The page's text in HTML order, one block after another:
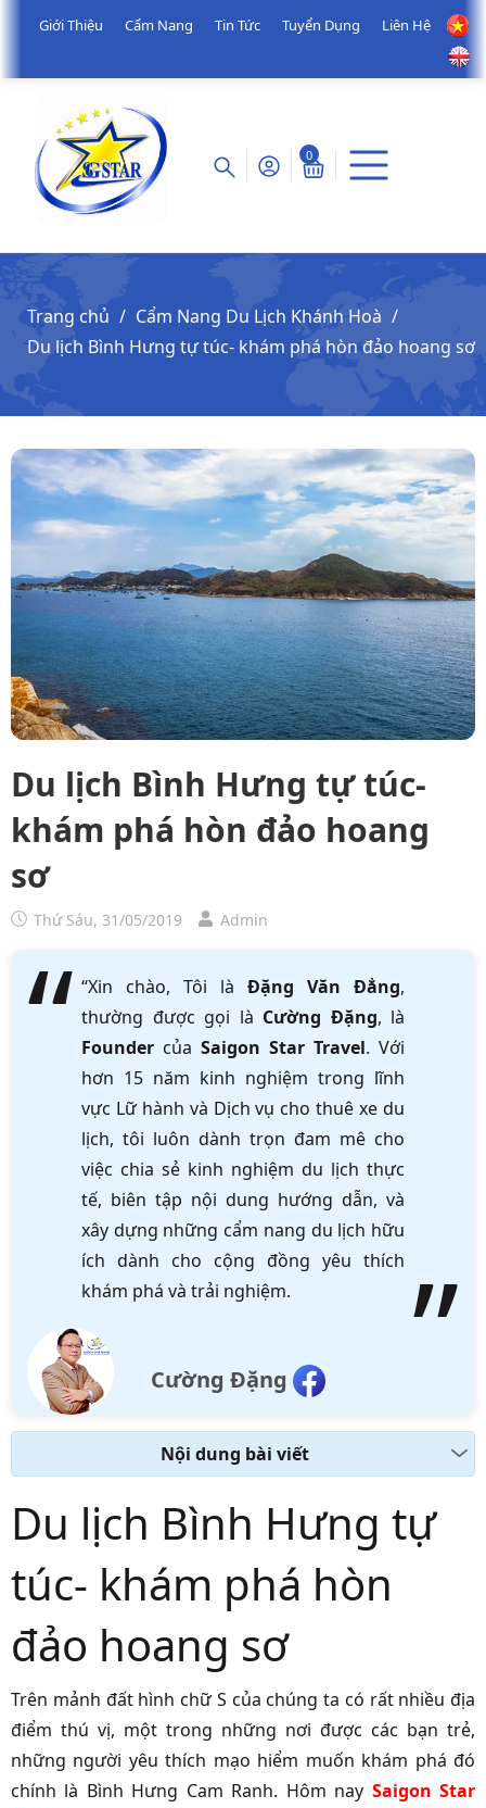
Giới Thiệu Cẩm Nang Tin Tức Tuyển Dụng Liên Hệ
0
Trang chủ
Cẩm Nang Du Lịch Khánh Hoà
Du lịch Bình Hưng tự túc- khám phá hòn đảo hoang sơ
Du lịch Bình Hưng tự túc-
khám phá hòn đảo hoang
sơ
Thứ Sáu, 31/05/2019 Admin
“Xin chào, Tôi là Đặng Văn Đẳng,
thường được gọi là Cường Đặng, là
Founder của Saigon Star Travel. Với
hơn 15 năm kinh nghiệm trong lĩnh
vực Lữ hành và Dịch vụ cho thuê xe du
lịch, tôi luôn dành trọn đam mê cho
việc chia sẻ kinh nghiệm du lịch thực
tế, biên tập nội dung hướng dẫn, và
xây dựng những cẩm nang du lịch hữu
ích dành cho cộng đồng yêu thích
khám phá và trải nghiệm.
Cường Đặng
Nội dung bài viết
Du lịch Bình Hưng tự
túc- khám phá hòn
đảo hoang sơ
Trên mảnh đất hình chữ S của chúng ta có rất nhiều địa
điểm thú vị, một trong những nơi được các bạn trẻ,
những người yêu thích mạo hiểm muốn khám phá đó
chính là Bình Hưng Cam Ranh. Hôm nay Saigon Star